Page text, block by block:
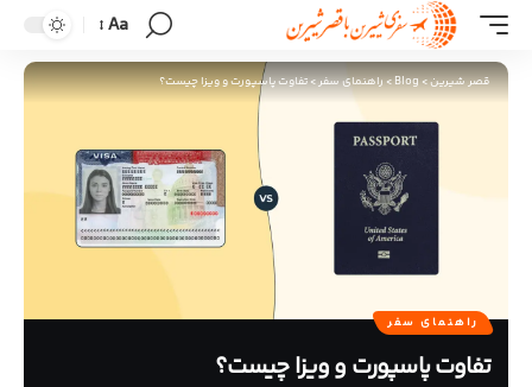
Aa
قصر شیرین>
Blog
>راهنمای سفر>تفاوت پاسپورت و ویزا چیست؟
راهنمای سفر
تفاوت پاسپورت و ویزا چیست؟